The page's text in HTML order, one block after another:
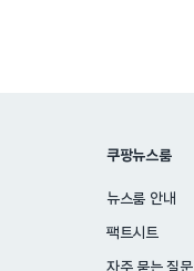
쿠팡뉴스룸
뉴스룸 안내
팩트시트
자주 묻는 질문